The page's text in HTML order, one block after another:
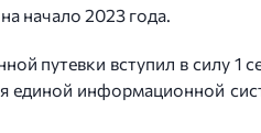
начало 2023 года.
путевки вступил в силу 1
единой информационной